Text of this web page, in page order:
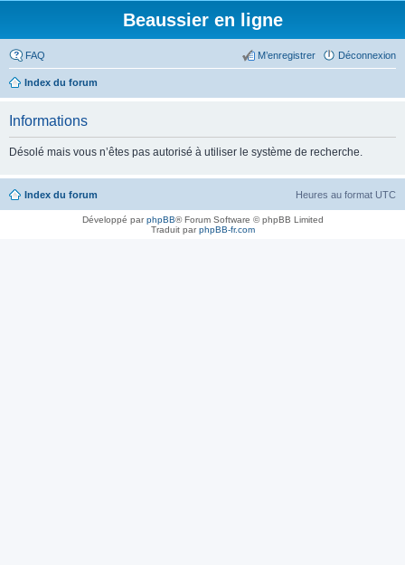
Beaussier en ligne
FAQ Déconnexion
M’enregistrer
Index du forum
Informations
Désolé mais vous n’êtes pas autorisé à utiliser le système de recherche.
Index du forum Heures au format UTC
Développé parphpBB® Forum Software © phpBB Limited
Traduit parphpBB-fr.com